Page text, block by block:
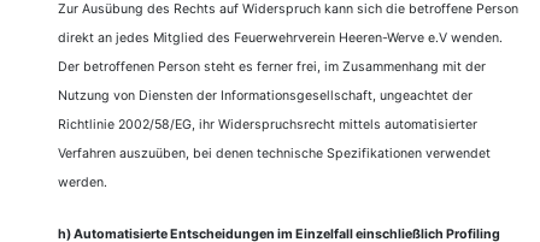
Zur Ausübung des Rechts auf Widerspruch kann sich die betroffene Person
direkt an jedes Mitglied des Feuerwehrverein Heeren-Werve e.V wenden.
Der betroffenen Person steht es ferner frei, im Zusammenhang mit der
Nutzung von Diensten der Informationsgesellschaft, ungeachtet der
Richtlinie 2002/58/EG, ihr Widerspruchsrecht mittels automatisierter
Verfahren auszuüben, bei denen technische Spezifikationen verwendet
werden.
h) Automatisierte Entscheidungen im Einzelfall einschließlich Profiling